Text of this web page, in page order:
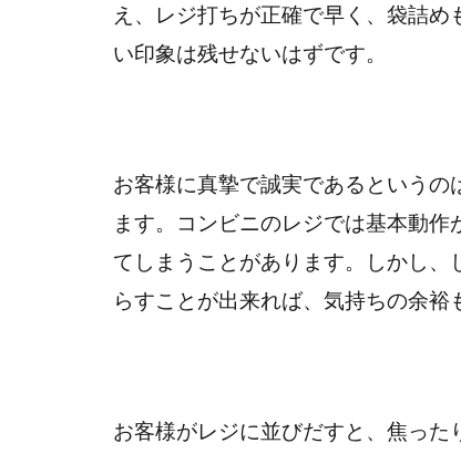
え、レジ打ちが正確で早く、袋詰
い印象は残せないはずです。
お客様に真摯で誠実であるという
ます。コンビニのレジでは基本動
てしまうことがあります。しかし
らすことが出来れば、気持ちの余裕
お客様がレジに並びだすと、焦った